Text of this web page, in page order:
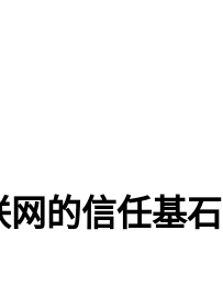
网的信任基石